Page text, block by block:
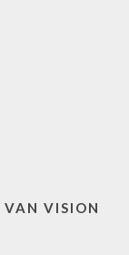
VAN VISION